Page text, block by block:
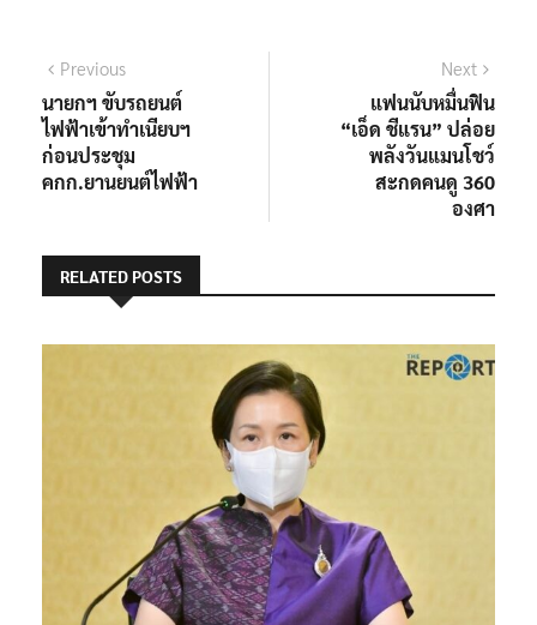
แนะแนว
เรื่อง
PreviousPrevious
post:
นายกฯ ขับรถยนต์
ไฟฟ้าเข้าทำเนียบฯ
ก่อนประชุม
คกก.ยานยนต์ไฟฟ้า
Next
post:
แฟนนับหมื่นฟิน
“เอ็ด ชีแรน” ปล่อย
พลังวันแมนโชว์
สะกดคนดู 360
องศา
RELATED POSTS